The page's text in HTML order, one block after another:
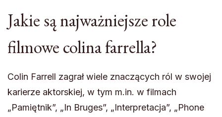
Jakie są najważniejsze role
filmowe colina farrella?
Colin Farrell zagrał wiele znaczących ról w swojej
karierze aktorskiej, w tym m.in. w filmach
„Pamiętnik”, „In Bruges”, „Interpretacja”, „Phone